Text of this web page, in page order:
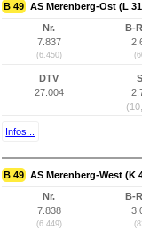
B 49 AS Merenberg-Ost (L
Nr.
7.837
(6.450)
B-
DTV
27.004
Infos...
B 49 AS Merenberg-West (K
Nr.
7.838
(6.449)
B-